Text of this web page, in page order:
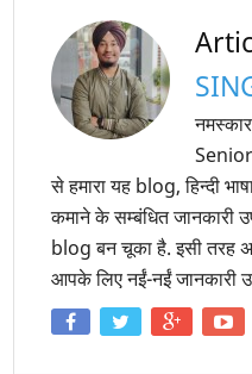
से हमारा यह blog, हिन्दी
कमाने के सम्बंधित जानकारी
blog बन चूका है. इसी तरह
आपके लिए नईं-नईं जानकारी